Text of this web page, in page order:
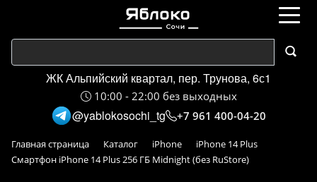
ЖК Альпийский квартал, пер. Трунова, 6с1
10:00 - 22:00 без выходных
@yablokosochi_tg +7 961 400-04-20
Главная страница Каталог iPhone
iPhone 14 Plus
Смартфон iPhone 14 Plus 256 ГБ Midnight (без RuStore)